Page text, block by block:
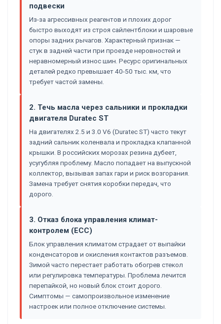
подвески
Из-за агрессивных реагентов и плохих дорог
быстро выходят из строя сайлентблоки и шаровые
опоры задних рычагов. Характерный признак —
стук в задней части при проезде неровностей и
неравномерный износ шин. Ресурс оригинальных
деталей редко превышает 40-50 тыс. км, что
требует частой замены.
2. Течь масла через сальники и прокладки
двигателя Duratec ST
На двигателях 2.5 и 3.0 V6 (Duratec ST) часто текут
задний сальник коленвала и прокладка клапанной
крышки. В российских морозах резина дубеет,
усугубляя проблему. Масло попадает на выпускной
коллектор, вызывая запах гари и риск возгорания.
Замена требует снятия коробки передач, что
дорого.
3. Отказ блока управления климат-
контролем (ECC)
Блок управления климатом страдает от выпайки
конденсаторов и окисления контактов разъемов.
Зимой часто перестает работать обогрев стекол
или регулировка температуры. Проблема лечится
перепайкой, но новый блок стоит дорого.
Симптомы — самопроизвольное изменение
настроек или полное отключение системы.